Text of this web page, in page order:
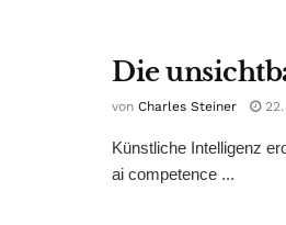
Die
von Charles Steiner 22.
Künstliche Intelligenz
ai competence ...